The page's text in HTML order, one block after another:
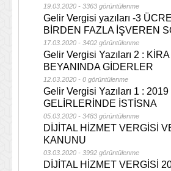
19.03.2020 - 3363 görüntülenme
Gelir Vergisi yazıları -3
BİRDEN FAZLA İŞVEREN
17.03.2020 - 3402 görüntülenme
Gelir Vergisi Yazıları 2 :
BEYANINDA GİDERLER
12.03.2020 - 0 görüntülenme
Gelir Vergisi Yazıları 1 :
GELİRLERİNDE İSTİSNA
05.03.2020 - 3483 görüntülenme
DİJİTAL HİZMET VERGİSİ
KANUNU
03.03.2020 - 3992 görüntülenme
DİJİTAL HİZMET VERGİSİ